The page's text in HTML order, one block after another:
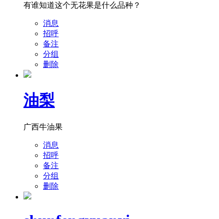
有谁知道这个无花果是什么品种？
消息
招呼
备注
分组
删除
油梨
广西牛油果
消息
招呼
备注
分组
删除